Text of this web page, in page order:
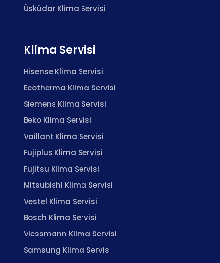
Üsküdar Klima Servisi
Klima Servisi
Hisense Klima Servisi
Ecotherma Klima Servisi
Siemens Klima Servisi
Beko Klima Servisi
Vaillant Klima Servisi
Fujiplus Klima Servisi
Fujitsu Klima Servisi
Mitsubishi Klima Servisi
Vestel Klima Servisi
Bosch Klima Servisi
Viessmann Klima Servisi
Samsung Klima Servisi